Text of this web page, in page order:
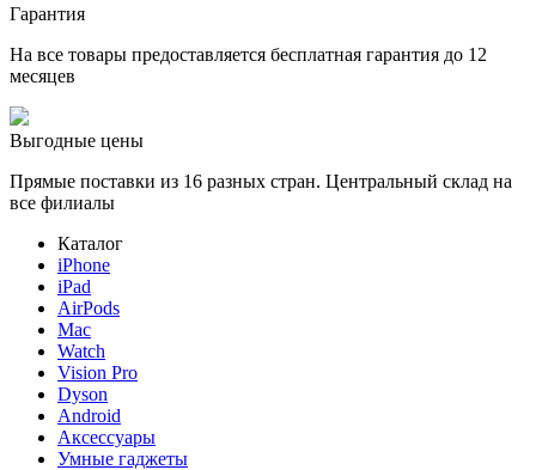
Гарантия
На все товары предоставляется бесплатная гарантия до 12
месяцев
Выгодные цены
Прямые поставки из 16 разных стран. Центральный склад на
все филиалы
Каталог
iPhone
iPad
AirPods
Mac
Watch
Vision Pro
Dyson
Android
Аксессуары
Умные гаджеты